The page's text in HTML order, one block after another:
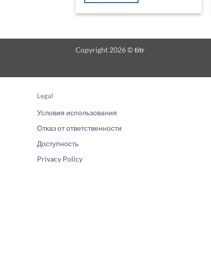
Copyright 2026 ©titr
Legal
Условия использования
Отказ от ответственности
Доступность
Privacy Policy